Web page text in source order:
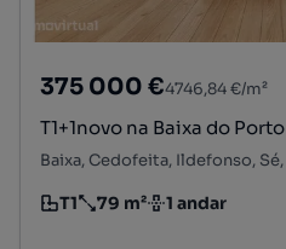
375 000 €4746,84 €/m²
T1+1novo na Baixa do Porto
Tipologia
T1
Preço por metro quadrado
79 m²
Andar 1 andar